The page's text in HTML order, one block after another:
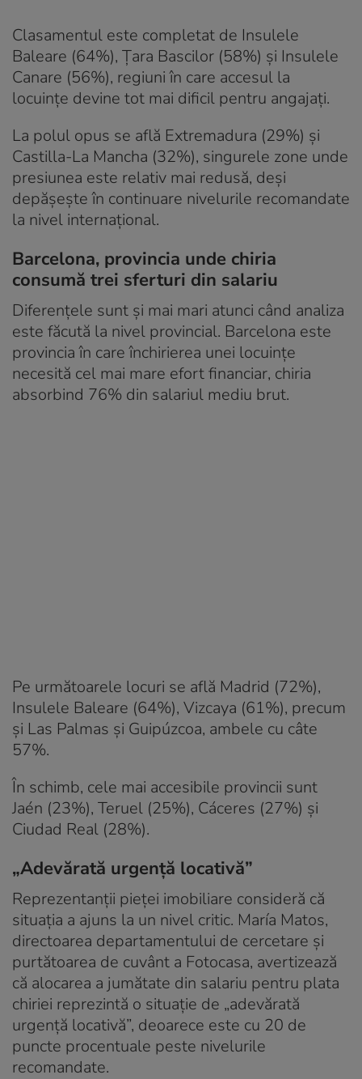
Clasamentul este completat de Insulele
Baleare (64%), Țara Bascilor (58%) și Insulele
Canare (56%), regiuni în care accesul la
locuințe devine tot mai dificil pentru angajați.
La polul opus se află Extremadura (29%) și
Castilla-La Mancha (32%), singurele zone unde
presiunea este relativ mai redusă, deși
depășește în continuare nivelurile recomandate
la nivel internațional.
Barcelona, provincia unde chiria
consumă trei sferturi din salariu
Diferențele sunt și mai mari atunci când analiza
este făcută la nivel provincial. Barcelona este
provincia în care închirierea unei locuințe
necesită cel mai mare efort financiar, chiria
absorbind 76% din salariul mediu brut.
Pe următoarele locuri se află Madrid (72%),
Insulele Baleare (64%), Vizcaya (61%), precum
și Las Palmas și Guipúzcoa, ambele cu câte
57%.
În schimb, cele mai accesibile provincii sunt
Jaén (23%), Teruel (25%), Cáceres (27%) și
Ciudad Real (28%).
„Adevărată urgență locativă”
Reprezentanții pieței imobiliare consideră că
situația a ajuns la un nivel critic. María Matos,
directoarea departamentului de cercetare și
purtătoarea de cuvânt a Fotocasa, avertizează
că alocarea a jumătate din salariu pentru plata
chiriei reprezintă o situație de „adevărată
urgență locativă”, deoarece este cu 20 de
puncte procentuale peste nivelurile
recomandate.